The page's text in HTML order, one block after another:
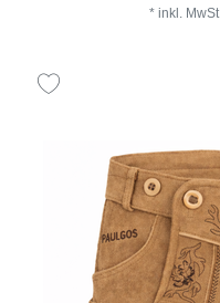
* inkl. MwSt.